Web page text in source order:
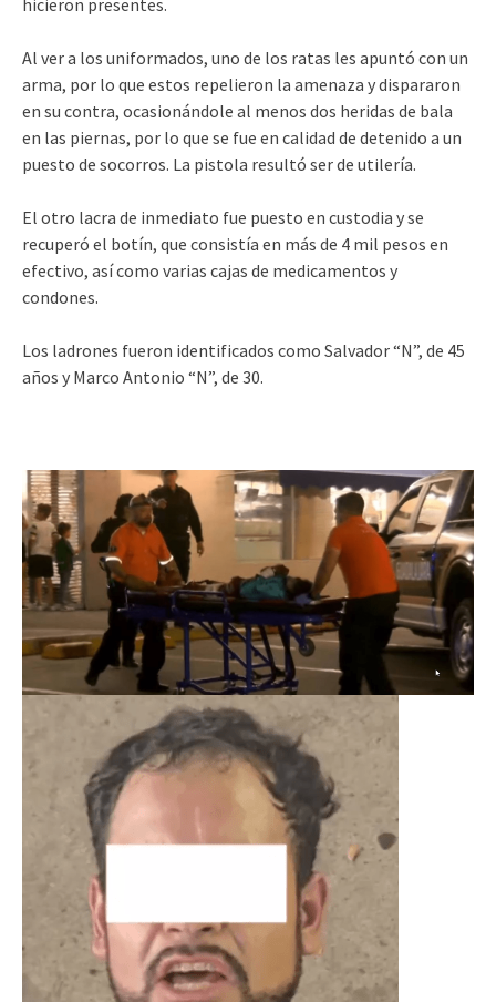
Al ver a los uniformados, uno de los ratas les apuntó con un
arma, por lo que estos repelieron la amenaza y dispararon
en su contra, ocasionándole al menos dos heridas de bala
en las piernas, por lo que se fue en calidad de detenido a un
puesto de socorros. La pistola resultó ser de utilería.
El otro lacra de inmediato fue puesto en custodia y se
recuperó el botín, que consistía en más de 4 mil pesos en
efectivo, así como varias cajas de medicamentos y
condones.
Los ladrones fueron identificados como Salvador “N”, de 45
años y Marco Antonio “N”, de 30.